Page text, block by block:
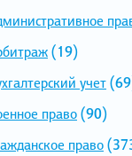
(19)
учет
право(90)
право